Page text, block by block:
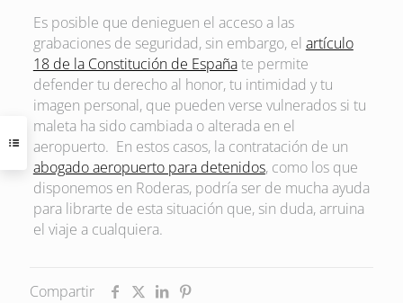
Es posible que denieguen el acceso a las
grabaciones de seguridad, sin embargo, el artículo
18 de la Constitución de Españate permite
defender tu derecho al honor, tu intimidad y tu
imagen personal, que pueden verse vulnerados si tu
maleta ha sido cambiada o alterada en el
aeropuerto. En estos casos, la contratación de un
abogado aeropuerto para detenidos, como los que
disponemos en Roderas, podría ser de mucha ayuda
para librarte de esta situación que, sin duda, arruina
el viaje a cualquiera.
Compartir